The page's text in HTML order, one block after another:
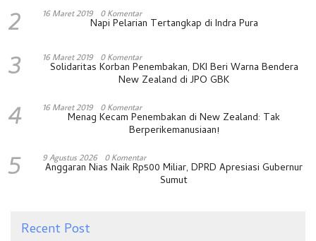
2 16 Maret 2019 0 Komentar
Napi Pelarian Tertangkap di Indra Pura
3 16 Maret 2019 0 Komentar
Solidaritas Korban Penembakan, DKI Beri Warna Bendera
New Zealand di JPO GBK
4 16 Maret 2019 0 Komentar
Menag Kecam Penembakan di New Zealand: Tak
Berperikemanusiaan!
5 9 Agustus 2026 0 Komentar
Anggaran Nias Naik Rp500 Miliar, DPRD Apresiasi Gubernur
Sumut
Recent Post